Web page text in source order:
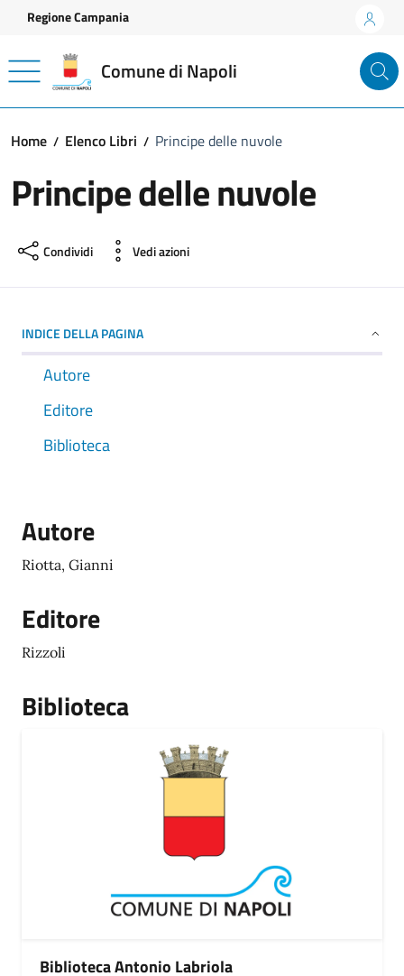
Vai ai contenuti
Vai al footer
Regione Campania
Comune di Napoli
Home Elenco Libri Principe delle nuvole
Principe delle nuvole
Condividi Vedi azioni
INDICE DELLA PAGINA
Autore
Editore
Biblioteca
Autore
Riotta, Gianni
Editore
Rizzoli
Biblioteca
Biblioteca Antonio Labriola